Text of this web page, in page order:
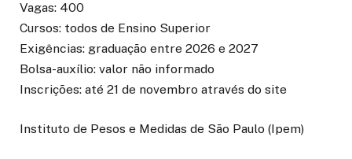
Vagas: 400
Cursos: todos de Ensino Superior
Exigências: graduação entre 2026 e 2027
Bolsa-auxílio: valor não informado
Inscrições: até 21 de novembro através do site
Instituto de Pesos e Medidas de São Paulo (Ipem)